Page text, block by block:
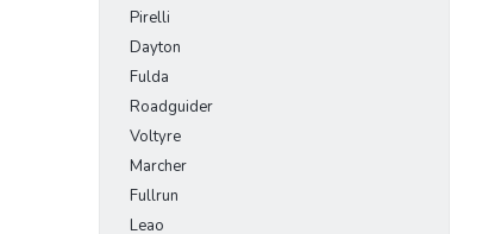
Pirelli
Dayton
Fulda
Roadguider
Voltyre
Marcher
Fullrun
Leao